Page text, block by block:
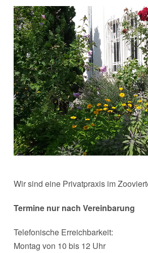
Wir sind eine Privatpraxis im
Termine nur nach Vereinbarung
Telefonische Erreichbarkeit:
Montag von 10 bis 12 Uhr